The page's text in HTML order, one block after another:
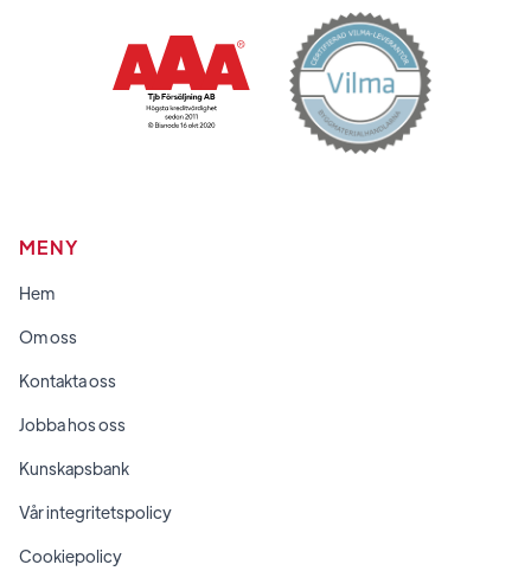
MENY
Hem
Om oss
Kontakta oss
Jobba hos oss
Kunskapsbank
Vår integritetspolicy
Cookiepolicy